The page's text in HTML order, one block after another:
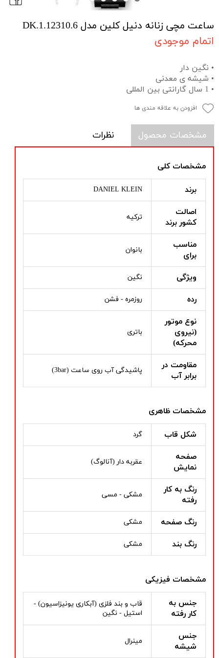
ساعت مچی زنانه دنیل کلین مدل DK.1.12310.6
اتمام موجودی
• نگین دار
• شیشه ی معدنی
• 1 سال گارانتی بین المللی
افزودن به علاقه مندی ها
مشخصات محصول نظرات
مشخصات کلی
برند DANIEL KLEIN
اصالت
کشور برند
ترکیه
مناسب
برای
بانوان
ویژگی نگین
رده روزمره - فشن
نوع موتور
(نیروی
محرکه)
باتری
مقاومت در
برابر آب
پاشیدگی آب روی ساعت (3bar)
مشخصات ظاهری
شکل قاب گرد
صفحه
نمایش
عقربه دار (آنالوگ)
رنگ به کار
رفته
مشکی - مسی
رنگ صفحه مشکی
رنگ بند مشکی
مشخصات فیزیکی
جنس به
کار رفته
قاب و بند فلزی (آبکاری یونیزاسیون) -
استیل - نگین
جنس
شیشه
مینرال